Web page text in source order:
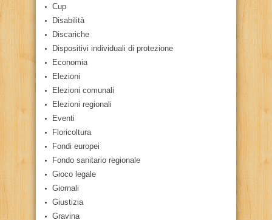
Cup
Disabilità
Discariche
Dispositivi individuali di protezione
Economia
Elezioni
Elezioni comunali
Elezioni regionali
Eventi
Floricoltura
Fondi europei
Fondo sanitario regionale
Gioco legale
Giornali
Giustizia
Gravina